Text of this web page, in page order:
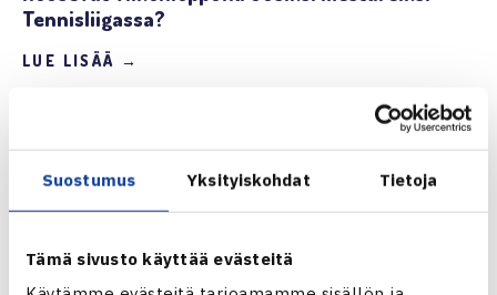
Suostumus Yksityiskohdat Tietoja
Tämä sivusto käyttää evästeitä
Tennisliigassa?
LUE LISÄÄ →